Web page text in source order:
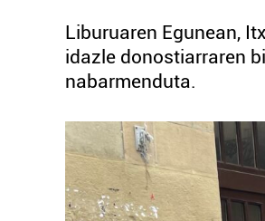
Liburuaren Egunean,
idazle donostiarraren
nabarmenduta.